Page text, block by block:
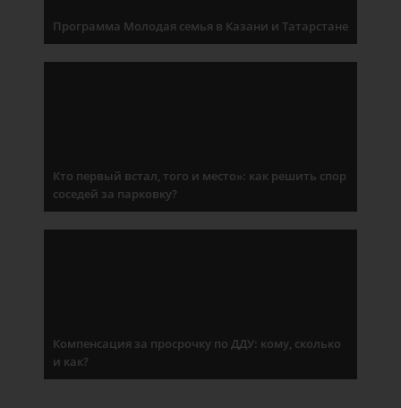
Программа Молодая семья в Казани и Татарстане
Кто первый встал, того и место»: как решить спор
соседей за парковку?
Компенсация за просрочку по ДДУ: кому, сколько
и как?